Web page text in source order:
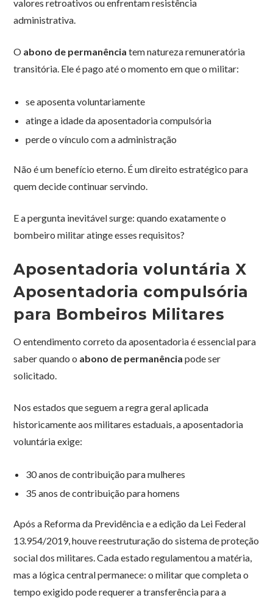
valores retroativos ou enfrentam resistência
administrativa.
O abono de permanência tem natureza remuneratória
transitória. Ele é pago até o momento em que o militar:
se aposenta voluntariamente
atinge a idade da aposentadoria compulsória
perde o vínculo com a administração
Não é um benefício eterno. É um direito estratégico para
quem decide continuar servindo.
E a pergunta inevitável surge: quando exatamente o
bombeiro militar atinge esses requisitos?
Aposentadoria voluntária X
Aposentadoria compulsória
para Bombeiros Militares
O entendimento correto da aposentadoria é essencial para
saber quando o abono de permanência pode ser
solicitado.
Nos estados que seguem a regra geral aplicada
historicamente aos militares estaduais, a aposentadoria
voluntária exige:
30 anos de contribuição para mulheres
35 anos de contribuição para homens
Após a Reforma da Previdência e a edição da Lei Federal
13.954/2019, houve reestruturação do sistema de proteção
social dos militares. Cada estado regulamentou a matéria,
mas a lógica central permanece: o militar que completa o
tempo exigido pode requerer a transferência para a